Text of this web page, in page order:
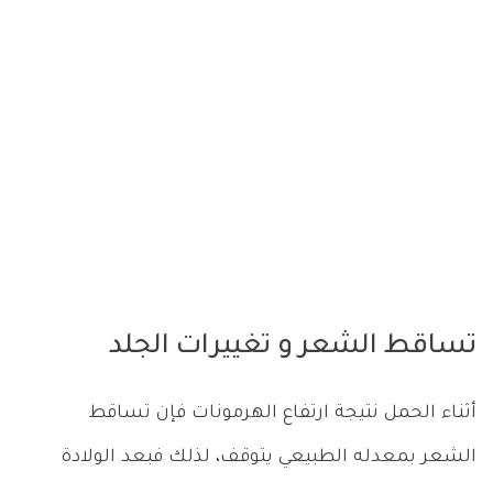
تساقط الشعر و تغييرات الجلد
أثناء الحمل نتيجة ارتفاع الهرمونات فإن تساقط
الشعر بمعدله الطبيعي يتوقف، لذلك فبعد الولادة